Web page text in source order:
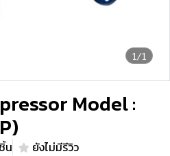
1/1
Model :
น ยังไม่มีรีวิว